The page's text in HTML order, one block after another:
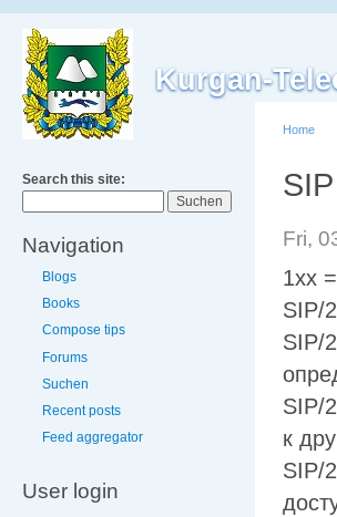
Kurgan-
Search this site:
Navigation
Blogs
Books
Compose tips
Forums
Suchen
Recent posts
Feed aggregator
User login
Home
Fri,
1xx
SIP/
SIP/
SIP/
к
SIP/